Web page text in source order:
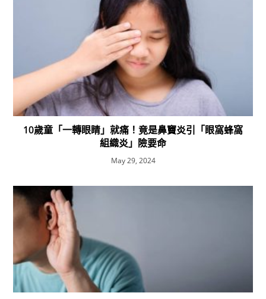
10歲童「一轉眼睛」就痛！竟是鼻竇炎引「眼窩蜂窩
組織炎」險要命
May 29, 2024